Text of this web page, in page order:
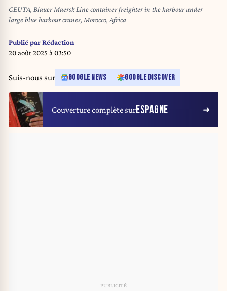
CEUTA, Blauer Maersk Line container freighter in the harbour under
large blue harbour cranes, Morocco, Africa
Publié parRédaction
20 août 2025 à 03:50
Suis-nous sur GOOGLE NEWS GOOGLE DISCOVER
Couverture complète surESPAGNE